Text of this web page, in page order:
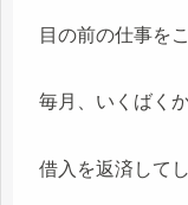
目の前の仕事を
毎月、いくばく
借入を返済してし